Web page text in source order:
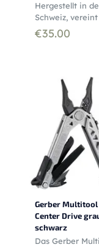
Hergestellt in
Schweiz, vereint
€35.00
Gerber Multitool
Center Drive
schwarz
Das Gerber